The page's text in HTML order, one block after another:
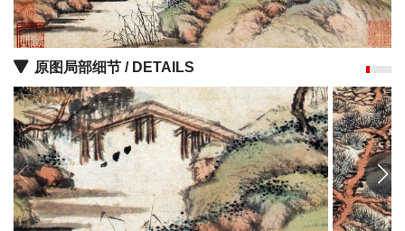
原图局部细节 / DETAILS
描
|
素
家
艺
术
品
图